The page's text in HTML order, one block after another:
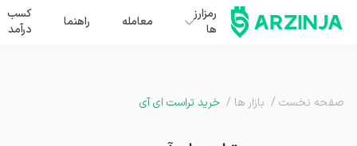
رمزارز
ها
معامله راهنما
کسب
درآمد
صفحه نخست / بازار ها / خرید تراست ای آی